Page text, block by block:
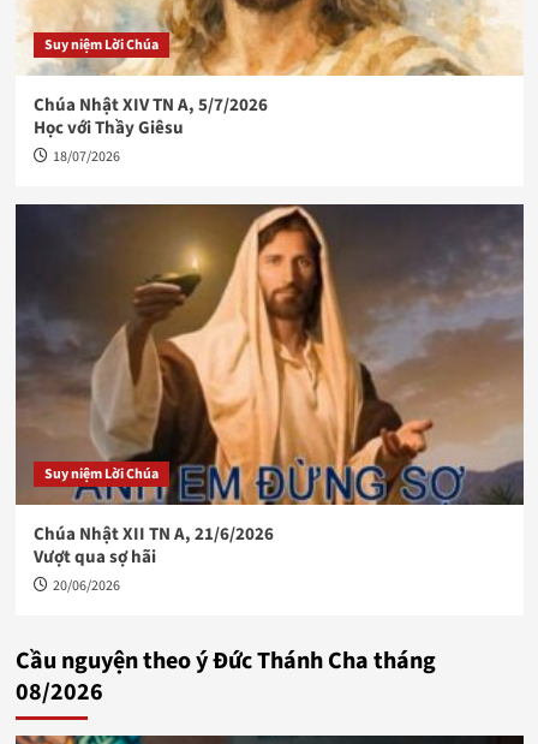
Suy niệm Lời Chúa
Chúa Nhật XIV TN A, 5/7/2026
Học với Thầy Giêsu
18/07/2026
Suy niệm Lời Chúa
Chúa Nhật XII TN A, 21/6/2026
Vượt qua sợ hãi
20/06/2026
Cầu nguyện theo ý Đức Thánh Cha tháng
08/2026